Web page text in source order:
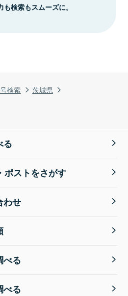
検索
茨城県
検索もスムーズに。
る
ポストをさがす
わせ
べる
べる